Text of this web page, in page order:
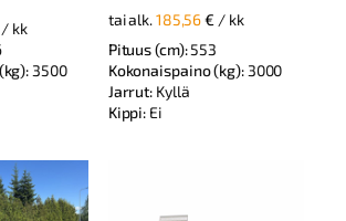
€.
8534,00 €.
/ kk
3500
tai alk.185,56€ / kk
Pituus (cm):553
Kokonaispaino (kg): 3000
Jarrut: Kyllä
Kippi: Ei